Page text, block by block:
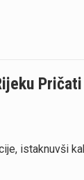
istaknuvši